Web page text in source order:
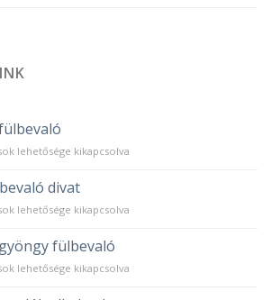
lehetősége kikapcsolva
divat
lehetősége kikapcsolva
fülbevaló
lehetősége kikapcsolva